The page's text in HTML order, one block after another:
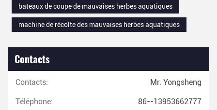
bateaux de coupe de mauvaises herbes aquatiques
machine de récolte des mauvaises herbes aquatiques
Contacts
Contacts: Mr. Yongsheng
Téléphone: 86--13953662777